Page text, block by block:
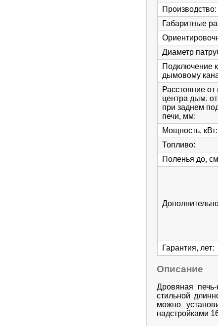
Производство:
Габаритные
Диаметр
Подключение к
дымовому
Расстояние от
центра дым.
при заднем
печи, мм:
Мощность, кВт:
Топливо:
Поленья до, см
Гарантия, лет:
Описание
Дровяная печь-
стильной
можно
надстройками